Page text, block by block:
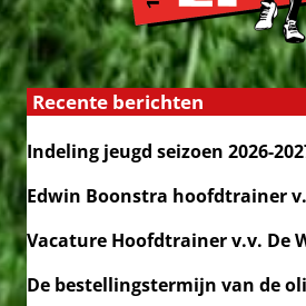
Recente berichten
Indeling jeugd seizoen 2026-
Edwin Boonstra hoofdtrainer
Vacature Hoofdtrainer v.v. De
De bestellingstermijn van de